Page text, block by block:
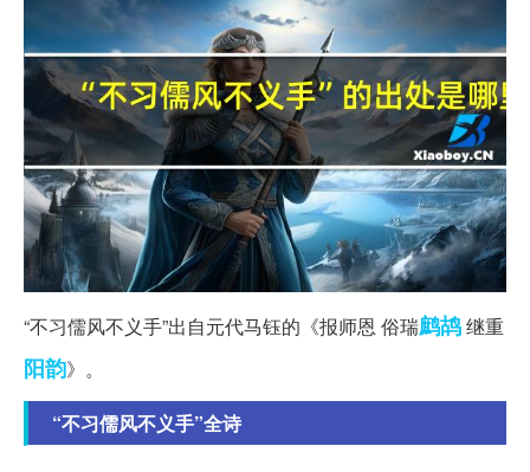
“不习儒风不义手”出自元代马钰的《报师恩 俗瑞鹧鸪继重
阳韵》。
“不习儒风不义手”全诗